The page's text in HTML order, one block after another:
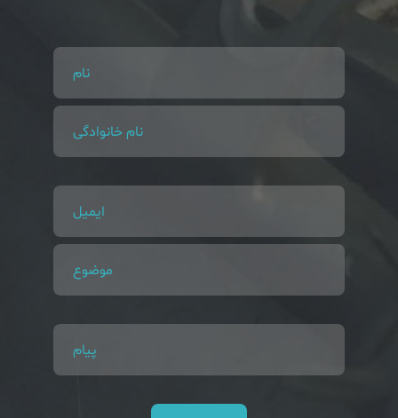
نام
نام خانوادگی
ایمیل
موضوع
پیام